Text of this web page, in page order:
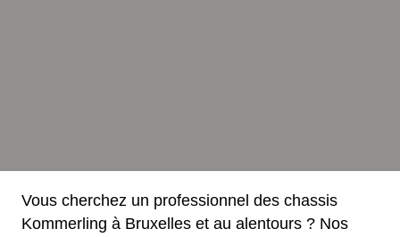
Vous cherchez un professionnel des chassis
Kommerling à Bruxelles et au alentours ? Nos